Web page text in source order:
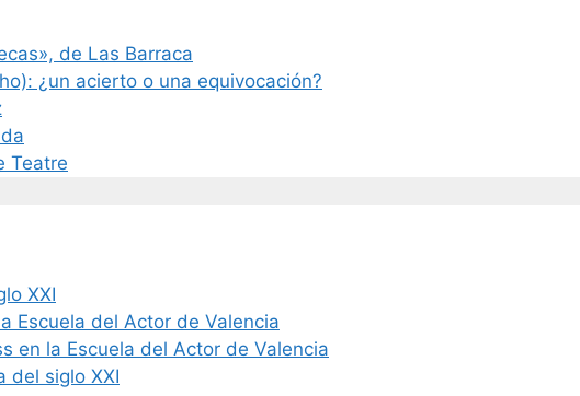
de Las Barraca
¿un acierto o una equivocación?
Teatre
XXI
Escuela del Actor de Valencia
en la Escuela del Actor de Valencia
del siglo XXI